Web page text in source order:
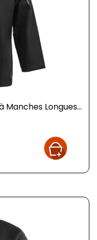
Manches Longues...